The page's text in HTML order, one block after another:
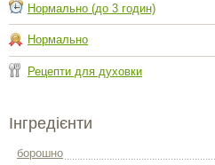
Нормально (до 3 годин)
Нормально
Рецепти для духовки
Інгредієнти
борошно